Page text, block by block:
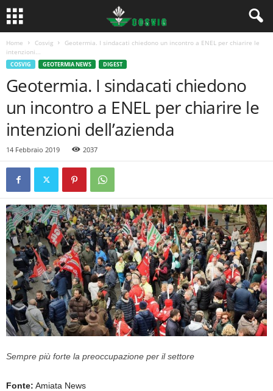
Home Cosvig
Geotermia. I sindacati chiedono un incontro a ENEL per chiarire le
intenzioni...
COSVIG GEOTERMIA NEWS DIGEST
Geotermia. I sindacati chiedono
un incontro a ENEL per chiarire le
intenzioni dell’azienda
14 Febbraio 2019 2037
Sempre più forte la preoccupazione per il settore
Fonte: Amiata News